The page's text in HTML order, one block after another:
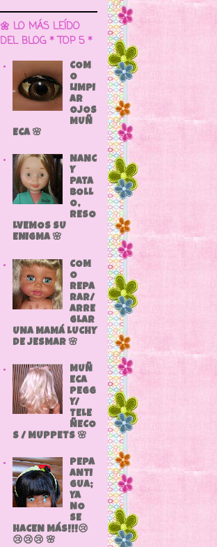
🌼 LO MÁS LEÍDO
DEL BLOG * TOP 5 *
COM
O
LIMPI
AR
OJOS
MUÑ
ECA 🌸
NANC
Y
PATA
BOLL
O,
RESO
LVEMOS SU
ENIGMA 🌸
COM
O
REPA
RAR/
ARRE
GLAR
UNA MAMÁ LUCHY
DE JESMAR 🌸
MUÑ
ECA
PEGG
Y/
TELE
ÑECO
S / MUPPETS 🌸
PEPA
ANTI
GUA;
YA
NO
SE
HACEN MÁS!!!😢
😢😢😢 🌸